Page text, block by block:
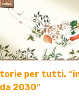
per tutti,
2030”